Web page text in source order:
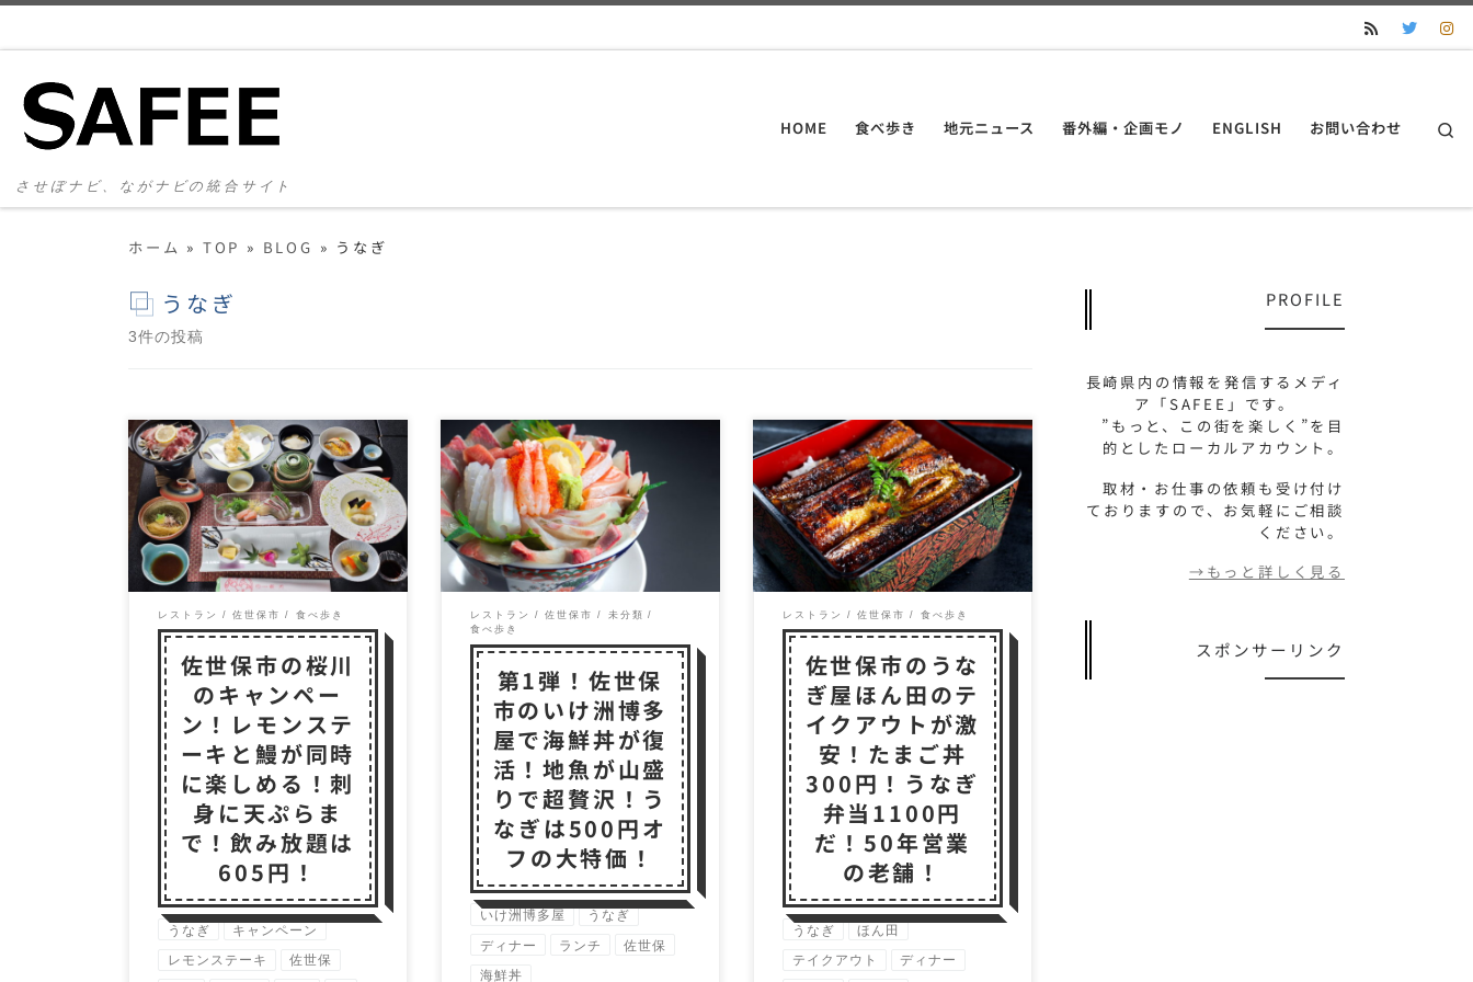
させぼナビ、ながナビの統合サイト
HOME 食べ歩き 地元ニュース 番外編・企画モノ ENGLISH お問い合わせ
ホーム » TOP » BLOG » うなぎ
うなぎ
3件の投稿
佐世保名物レモンステーキ！
旬の鰻！ 長崎絵件佐世保市の
日本料理店「桜川」の8月のキ
ャンペーン料理が開 […]
レストラン 佐世保市 食べ歩き
佐世保市の桜川
のキャンペー
ン！レモンステ
ーキと鰻が同時
に楽しめる！刺
身に天ぷらま
で！飲み放題は
605円！
うなぎ キャンペーン
レモンステーキ 佐世保
いけ洲博多屋の本気がキタ
ッ！ 2021年！いけ洲博多屋が
この夏は本気だ！ 本気を出し
たお店の情報とな […]
レストラン 佐世保市
未分類
食べ歩き
第1弾！佐世保
市のいけ洲博多
屋で海鮮丼が復
活！地魚が山盛
りで超贅沢！う
なぎは500円オ
フの大特価！
いけ洲博多屋 うなぎ
ディナー ランチ 佐世保
海鮮丼
営業50年以上の老舗だ！ 佐世
保で50年以上営業を続けてき
た老舗のうなぎ屋さん！ それ
が「うなぎ屋ほ […]
レストラン 佐世保市 食べ歩き
佐世保市のうな
ぎ屋ほん田のテ
イクアウトが激
安！たまご丼
300円！うなぎ
弁当1100円
だ！50年営業
の老舗！
うなぎ ほん田
テイクアウト ディナー
PROFILE
長崎県内の情報を発信するメディ
ア「SAFEE」です。
”もっと、この街を楽しく”を目
的としたローカルアカウント。
取材・お仕事の依頼も受け付け
ておりますので、お気軽にご相談
ください。
→もっと詳しく見る
スポンサーリンク